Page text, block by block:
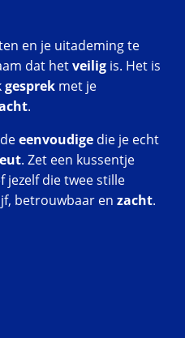
en je uitademing te
dat hetveilig is. Het is
gesprek met je
.
eenvoudige die je echt
. Zet een kussentje
jezelf die twee stille
betrouwbaar en zacht.